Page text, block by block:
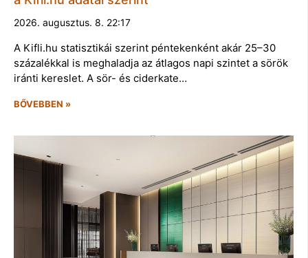
2026. augusztus. 8. 22:17
A Kifli.hu statisztikái szerint péntekenként akár 25–30
százalékkal is meghaladja az átlagos napi szintet a sörök
iránti kereslet. A sör- és ciderkate…
BŐVEBBEN »